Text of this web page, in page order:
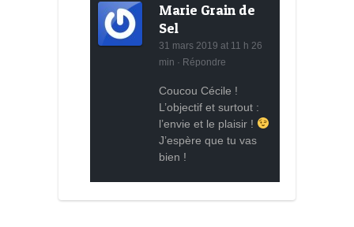
Marie Grain de
Sel
31 mars 2019 at 11 h 26
min · Répondre
Coucou Cécile !
L’objectif et surtout :
l’envie et le plaisir !
J’espère que tu vas
bien !